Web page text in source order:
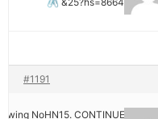
#1191
NoHN15. CONTINUE =>>